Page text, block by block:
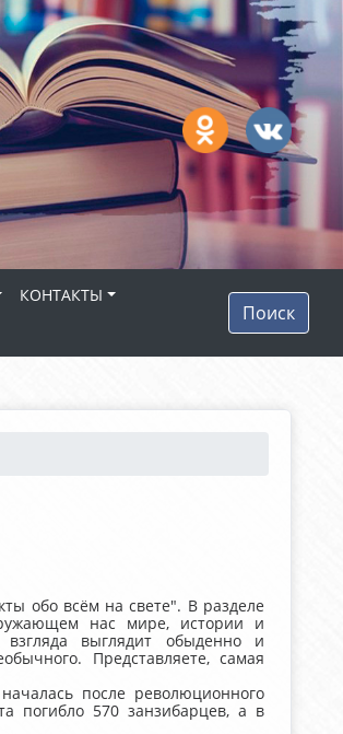
КОНТАКТЫ
Поиск
обо всём на свете". В разделе
нас мире, истории и
выглядит обыденно и
Представляете, самая
после революционного
погибло 570 занзибарцев, а в